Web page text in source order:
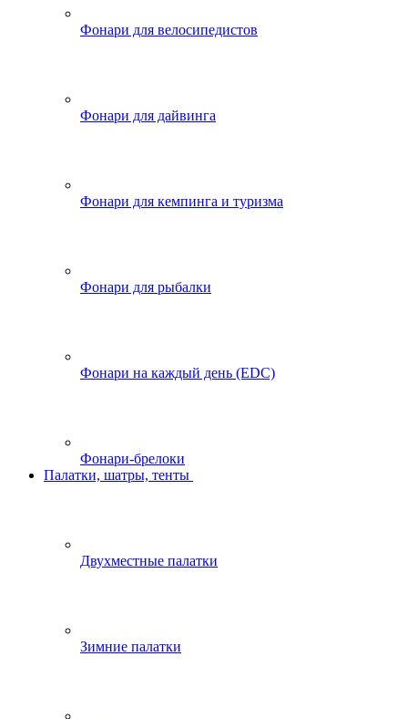
Фонари для велосипедистов
Фонари для дайвинга
Фонари для кемпинга и туризма
Фонари для рыбалки
Фонари на каждый день (EDC)
Фонари-брелоки
Палатки, шатры, тенты
Двухместные палатки
Зимние палатки